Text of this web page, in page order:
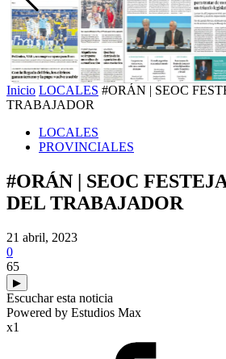
Inicio LOCALES #ORÁN | SEOC
TRABAJADOR
LOCALES
PROVINCIALES
#ORÁN | SEOC
DEL TRABAJADOR
21 abril, 2023
0
65
▶
Escuchar esta noticia
Powered by Estudios Max
x1